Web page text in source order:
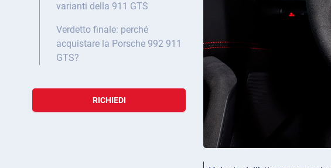
varianti della 911 GTS
Verdetto finale: perché
acquistare la Porsche 992 911
GTS?
RICHIEDI